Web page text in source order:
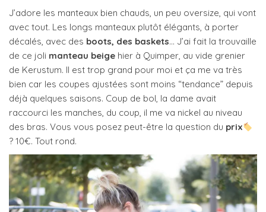
J’adore les manteaux bien chauds, un peu oversize, qui vont
avec tout. Les longs manteaux plutôt élégants, à porter
décalés, avec des boots, des baskets… J’ai fait la trouvaille
de ce joli manteau beige hier à Quimper, au vide grenier
de Kerustum. Il est trop grand pour moi et ça me va très
bien car les coupes ajustées sont moins “tendance” depuis
déjà quelques saisons. Coup de bol, la dame avait
raccourci les manches, du coup, il me va nickel au niveau
des bras. Vous vous posez peut-être la question du prix
? 10€. Tout rond.